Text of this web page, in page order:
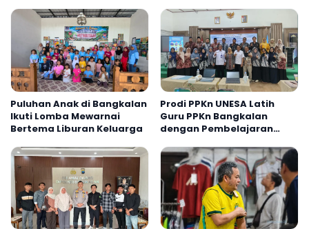
Puluhan Anak di Bangkalan
Ikuti Lomba Mewarnai
Bertema Liburan Keluarga
Prodi PPKn UNESA Latih
Guru PPKn Bangkalan
dengan Pembelajaran